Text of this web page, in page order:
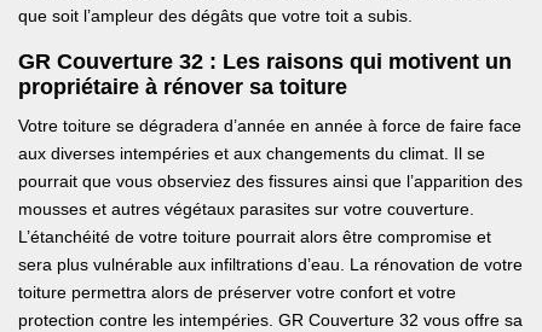
que soit l’ampleur des dégâts que votre toit a subis.
GR Couverture 32 : Les raisons qui motivent un
propriétaire à rénover sa toiture
Votre toiture se dégradera d’année en année à force de faire face
aux diverses intempéries et aux changements du climat. Il se
pourrait que vous observiez des fissures ainsi que l’apparition des
mousses et autres végétaux parasites sur votre couverture.
L’étanchéité de votre toiture pourrait alors être compromise et
sera plus vulnérable aux infiltrations d’eau. La rénovation de votre
toiture permettra alors de préserver votre confort et votre
protection contre les intempéries. GR Couverture 32 vous offre sa